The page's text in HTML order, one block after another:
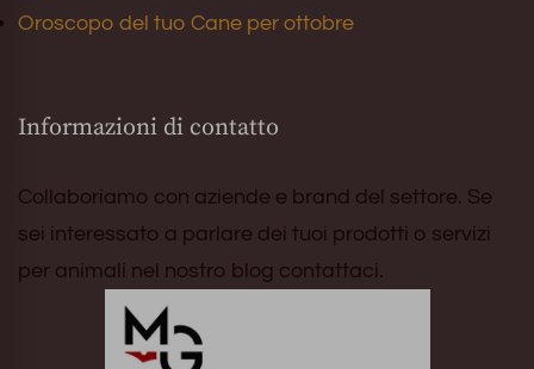
Oroscopo del tuo Cane per ottobre
Informazioni di contatto
Collaboriamo con aziende e brand del settore. Se
sei interessato a parlare dei tuoi prodotti o servizi
per animali nel nostro blog contattaci.